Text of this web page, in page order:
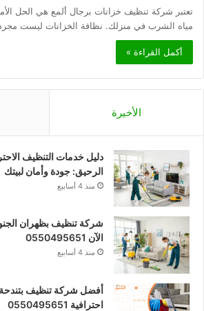
تعتبر شركة تنظيف خزانات برجال ألمع هي الحل
مياه الشرب في منزلك. نظافة الخزانات ليست
أكمل القراءة »
الأخيرة
دليل خدمات التنظيف
الرحيق: جودة وأمان لبيتك
منذ 4 أسابيع
الآن 0550495651
منذ 4 أسابيع
احترافية 0550495651